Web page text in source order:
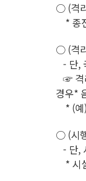
○ (격
* 종
○ (격
- 단,
☞ 격
경우*
* (예
○ (시
- 단,
* 시